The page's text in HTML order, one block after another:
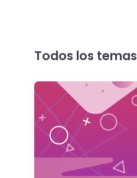
Todos los temas